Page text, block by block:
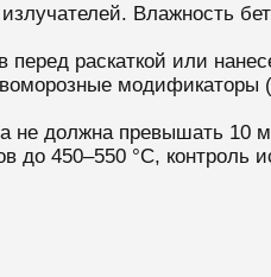
Влажность
раскаткой или
модификаторы
не должна превышать 10
до 450–550 °C, контроль